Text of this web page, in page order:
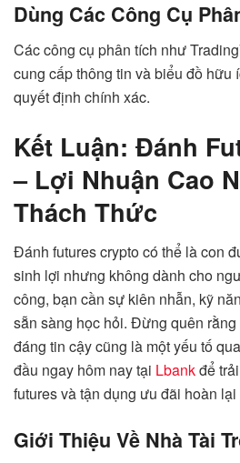
Dùng Các Công Cụ
Các công cụ phân tích như
cung cấp thông tin và biểu đồ hữu
quyết định chính xác.
Kết Luận: Đánh
– Lợi Nhuận Cao
Thách Thức
Đánh futures crypto có thể là con
sinh lợi nhưng không dành cho
công, bạn cần sự kiên nhẫn, kỹ
sẵn sàng học hỏi. Đừng quên
đáng tin cậy cũng là một yếu tố
đầu ngay hôm nay tại Lbankđể
futures và tận dụng ưu đãi hoàn
Giới Thiệu Về Nhà Tài